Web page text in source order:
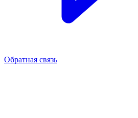
Обратная связь